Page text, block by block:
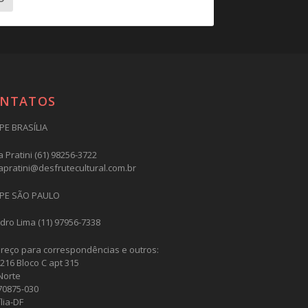
BRASÍLIA
Pratini (61) 98256-3722
SÃO PAULO
Lima (11) 97956-7338
para correspondências e outros:
Bloco C apt 315
030
DF